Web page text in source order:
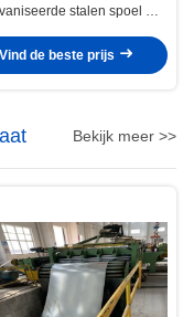
stalen spoel met
en plaatverwerking
Vind de beste prijs
Bekijk meer >>